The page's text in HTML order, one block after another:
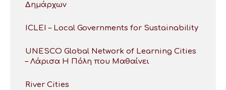
Δημάρχων
ICLEI – Local Governments for Sustainability
UNESCO Global Network of Learning Cities
– Λάρισα Η Πόλη που Μαθαίνει
River Cities